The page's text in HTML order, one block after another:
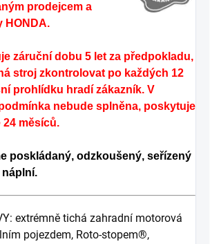
prodejcem a
HONDA.
záruční dobu 5 let za předpokladu,
stroj zkontrolovat po každých 12
prohlídku hradí zákazník. V
nebude splněna, poskytuje
24 měsíců.
poskládaný, odzkoušený, seřízený
extrémně tichá zahradní motorová
pojezdem, Roto-stopem®,